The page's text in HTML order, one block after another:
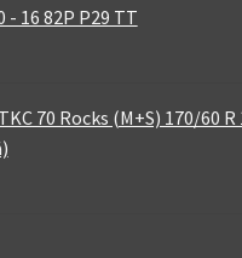
- 16 82P P29 TT
70 Rocks (M+S) 170/60 R